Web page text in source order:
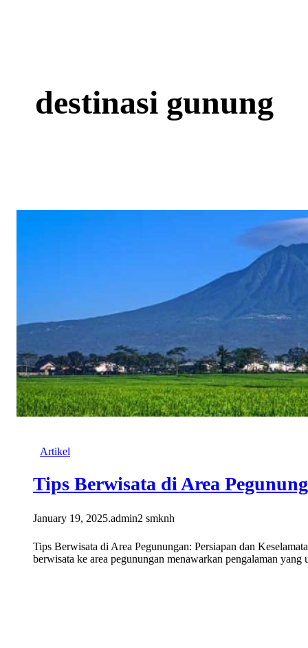
destinasi gunung
Artikel
Tips Berwisata di Area
January 19, 2025.admin2 smknh
Tips Berwisata di Area Pegunungan: Persiapan dan
berwisata ke area pegunungan menawarkan pengalaman